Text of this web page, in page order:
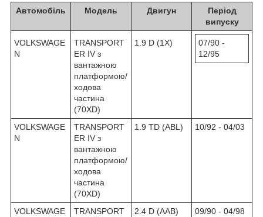
Автомобіль Модель Двигун
Період
випуску
VOLKSWAGE
N
TRANSPORT
ER IV з
вантажною
платформою/
ходова
частина
(70XD)
1.9 D (1X)
07/90 -
12/95
VOLKSWAGE
N
TRANSPORT
ER IV з
вантажною
платформою/
ходова
частина
(70XD)
1.9 TD (ABL) 10/92 - 04/03
VOLKSWAGE
TRANSPORT
2.4 D (AAB) 09/90 - 04/98